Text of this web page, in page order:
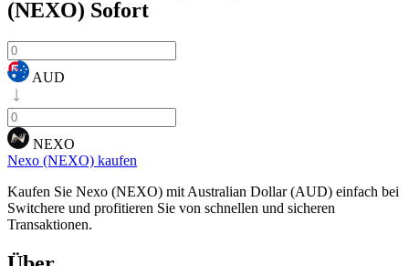
(NEXO) Sofort
AUD
NEXO
Nexo (NEXO) kaufen
Kaufen Sie Nexo (NEXO) mit Australian Dollar (AUD) einfach bei
Switchere und profitieren Sie von schnellen und sicheren
Transaktionen.